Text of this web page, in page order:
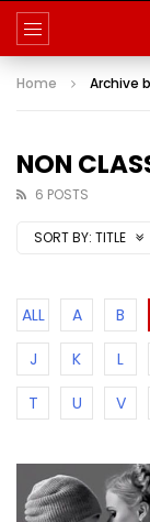
Home Archive
NON
6 POSTS
SORT BY: TITLE
ALL A B
J
K L
T
U V